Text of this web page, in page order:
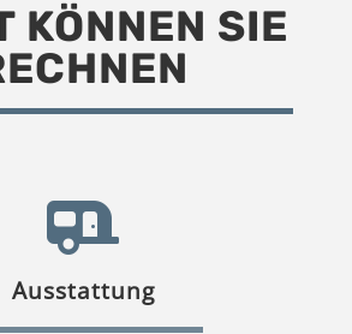
KÖNNEN SIE
Ausstattung